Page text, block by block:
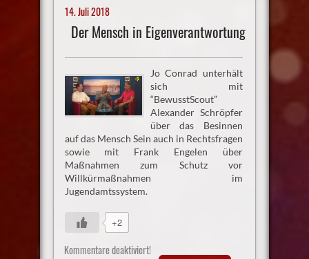
14. Juli 2018
Der Mensch in Eigenverantwortung
Jo Conrad unterhält
sich mit
“BewusstScout”
Alexander Schröpfer
über das Besinnen
auf das Mensch Sein auch in Rechtsfragen
sowie mit Frank Engelen über
Maßnahmen zum Schutz vor
Willkürmaßnahmen im
Jugendamtssystem.
+2
Kommentare deaktiviert!